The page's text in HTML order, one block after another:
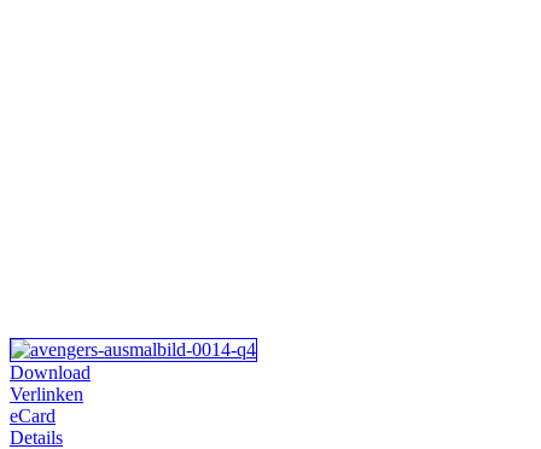
Download
Verlinken
eCard
Details